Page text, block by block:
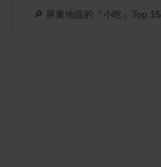
🔎 屏東地區的『小吃』Top 15